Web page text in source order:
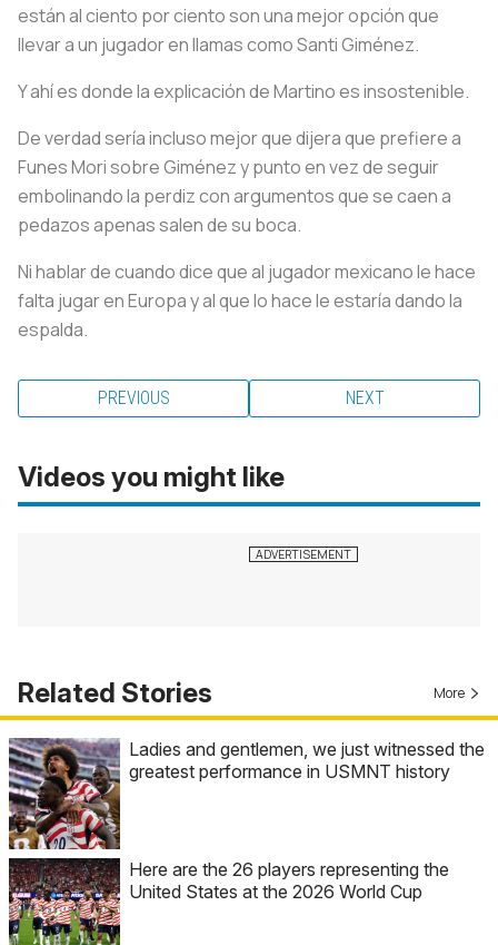
están al ciento por ciento son una mejor opción que
llevar a un jugador en llamas como Santi Giménez.
Y ahí es donde la explicación de Martino es insostenible.
De verdad sería incluso mejor que dijera que prefiere a
Funes Mori sobre Giménez y punto en vez de seguir
embolinando la perdiz con argumentos que se caen a
pedazos apenas salen de su boca.
Ni hablar de cuando dice que al jugador mexicano le hace
falta jugar en Europa y al que lo hace le estaría dando la
espalda.
PREVIOUS NEXT
Videos you might like
Related Stories More
Ladies and gentlemen, we just witnessed the
greatest performance in USMNT history
Here are the 26 players representing the
United States at the 2026 World Cup